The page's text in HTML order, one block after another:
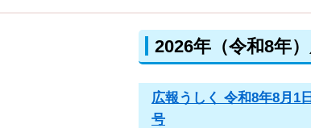
2026年（令和8年
広報うしく 令和8年8月1
号